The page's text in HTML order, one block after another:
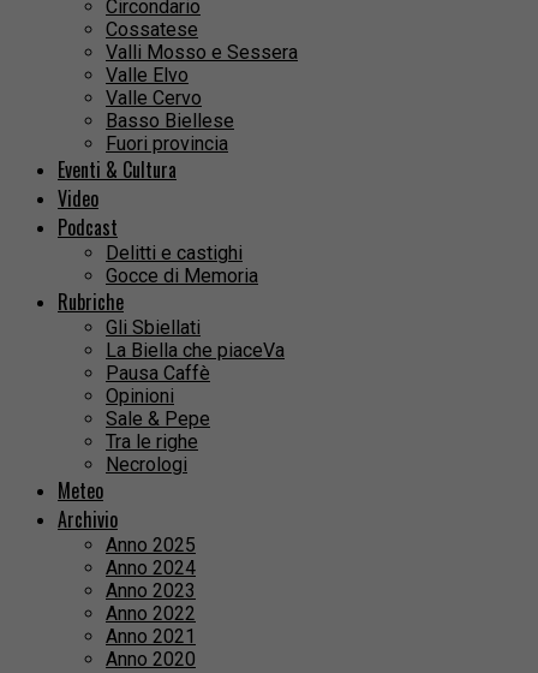
Circondario
Cossatese
Valli Mosso e Sessera
Valle Elvo
Valle Cervo
Basso Biellese
Fuori provincia
Eventi & Cultura
Video
Podcast
Delitti e castighi
Gocce di Memoria
Rubriche
Gli Sbiellati
La Biella che piaceVa
Pausa Caffè
Opinioni
Sale & Pepe
Tra le righe
Necrologi
Meteo
Archivio
Anno 2025
Anno 2024
Anno 2023
Anno 2022
Anno 2021
Anno 2020